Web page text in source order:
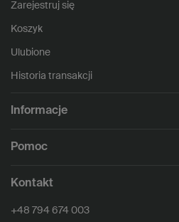
Zarejestruj się
Koszyk
Ulubione
Historia transakcji
Informacje
Pomoc
Kontakt
+48 794 674 003